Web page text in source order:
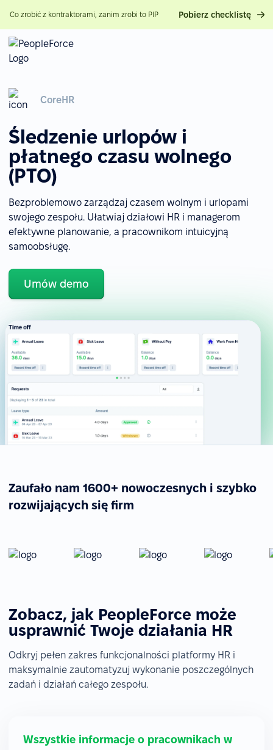
Co zrobić z kontraktorami, zanim zrobi to PIP Pobierz checklistę
CoreHR
Śledzenie urlopów i
płatnego czasu wolnego
(PTO)
Bezproblemowo zarządzaj czasem wolnym i urlopami
swojego zespołu. Ułatwiaj działowi HR i managerom
efektywne planowanie, a pracownikom intuicyjną
samoobsługę.
Umów demo
Zaufało nam 1600+ nowoczesnych i szybko
rozwijających się firm
Zobacz, jak PeopleForce może
usprawnić Twoje działania HR
Odkryj pełen zakres funkcjonalności platformy HR i
maksymalnie zautomatyzuj wykonanie poszczególnych
zadań i działań całego zespołu.
Wszystkie informacje o pracownikach w